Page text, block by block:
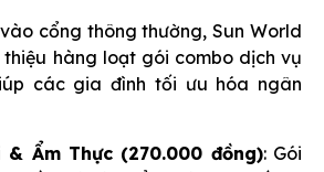
cổng thông thường, Sun World
hàng loạt gói combo dịch vụ
các gia đình tối ưu hóa ngân
& Ẩm Thực (270.000 đồng): Gói